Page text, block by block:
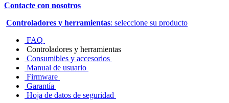
Contacte con nosotros
Controladores y herramientas: seleccione su producto
FAQ
Controladores y herramientas
Consumibles y accesorios
Manual de usuario
Firmware
Garantía
Hoja de datos de seguridad